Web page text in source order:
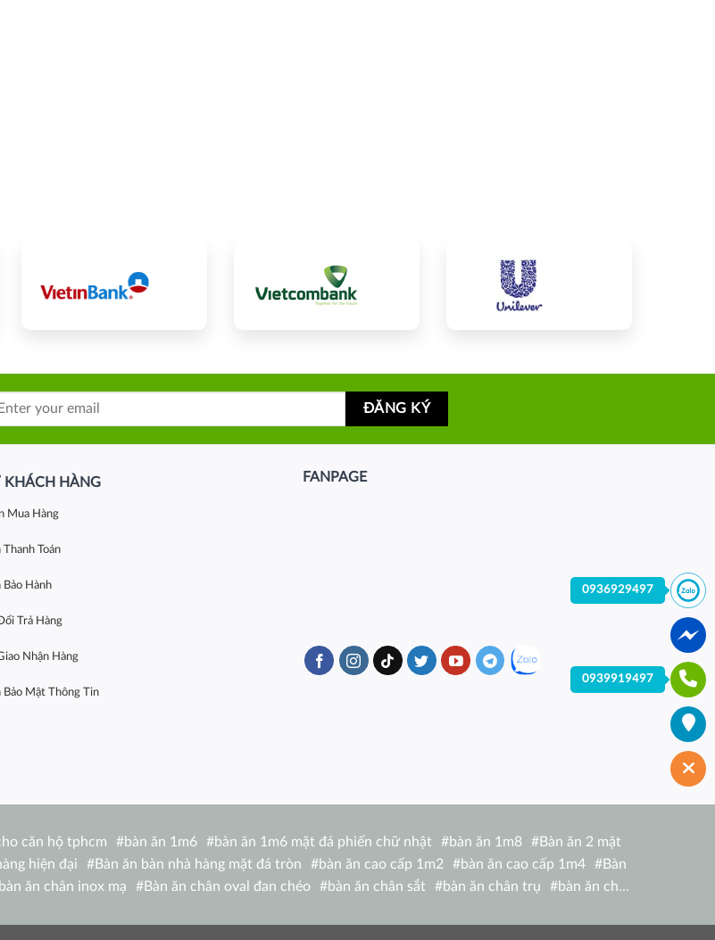
KHÁCH HÀNG
Mua Hàng
Thanh Toán
Bảo Hành
Trả Hàng
Nhận Hàng
Bảo Mật Thông Tin
FANPAGE
căn hộ tphcm #bàn ăn 1m6 #bàn ăn 1m6 mặt đá phiến chữ nhật #bàn ăn 1m8 #Bàn ăn 2 mặt
hiện đại #Bàn ăn bàn nhà hàng mặt đá tròn #bàn ăn cao cấp 1m2 #bàn ăn cao cấp 1m4 #Bàn
ăn chân inox mạ #Bàn ăn chân oval đan chéo #bàn ăn chân sắt #bàn ăn chân trụ #bàn ăn chữ
0936929497
0939919497